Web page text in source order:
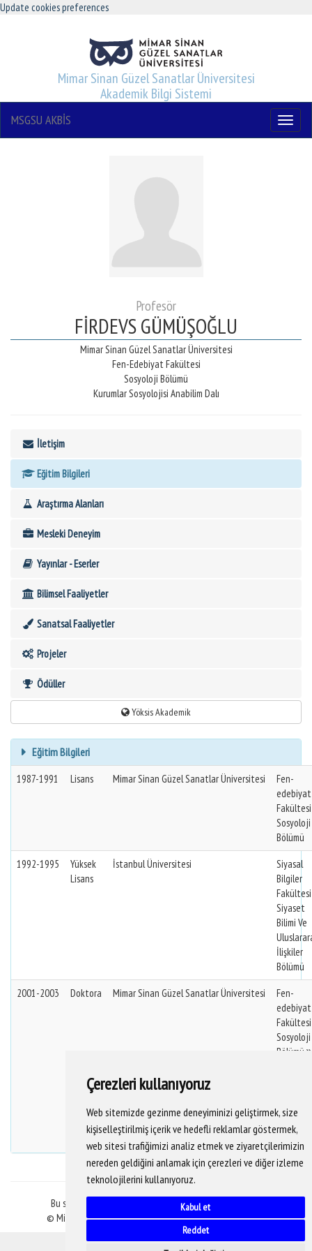
Çerezleri kullanıyoruz
Web sitemizde gezinme deneyiminizi geliştirmek, size
kişiselleştirilmiş içerik ve hedefli reklamlar göstermek,
web sitesi trafiğimizi analiz etmek ve ziyaretçilerimizin
nereden geldiğini anlamak için çerezleri ve diğer izleme
teknolojilerini kullanıyoruz.
Kabul et
Reddet
Update cookies preferences
Mimar Sinan Güzel Sanatlar Üniversitesi
Akademik Bilgi Sistemi
Menu
MSGSU AKBİS
Profesör
FİRDEVS GÜMÜŞOĞLU
Mimar Sinan Güzel Sanatlar Üniversitesi
Fen-Edebiyat Fakültesi
Sosyoloji Bölümü
Kurumlar Sosyolojisi Anabilim Dalı
İletişim
Eğitim Bilgileri
Araştırma Alanları
Mesleki Deneyim
Yayınlar - Eserler
Bilimsel Faaliyetler
Sanatsal Faaliyetler
Projeler
Ödüller
Yöksis Akademik
Eğitim Bilgileri
1987-1991 Lisans Mimar Sinan Güzel Sanatlar Üniversitesi
Fen-
edebiyat
Sosyoloji
Bölümü
1992-1995
Yüksek
Lisans
İstanbul Üniversitesi
Siyasal
Bilgiler
Siyaset
Bilimi Ve
İlişkiler
Bölümü
2001-2003
Doktora Mimar Sinan Güzel Sanatlar Üniversitesi
Fen-
edebiyat
Sosyoloji
Bölümü
Anabilim
Dalı
Bu sitedeki veriler YÖKSİS veritabanından alınmaktadır.
© Mimar Sinan Güzel Sanatlar Üniversitesi Bilgi İşlem D.B.